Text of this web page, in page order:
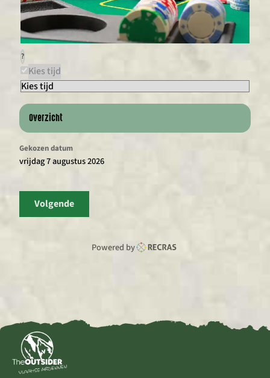
?
Kies tijd
Volgende
Overzicht
Gekozen datum
vrijdag 7 augustus 2026
Powered by